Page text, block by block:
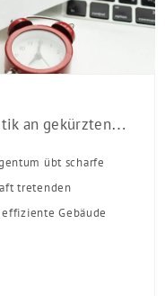
BEG-Reform 2026: Scharfe Kritik an gekürzten Sanierungsförderungen
übt scharfe
tretenden
Gebäude